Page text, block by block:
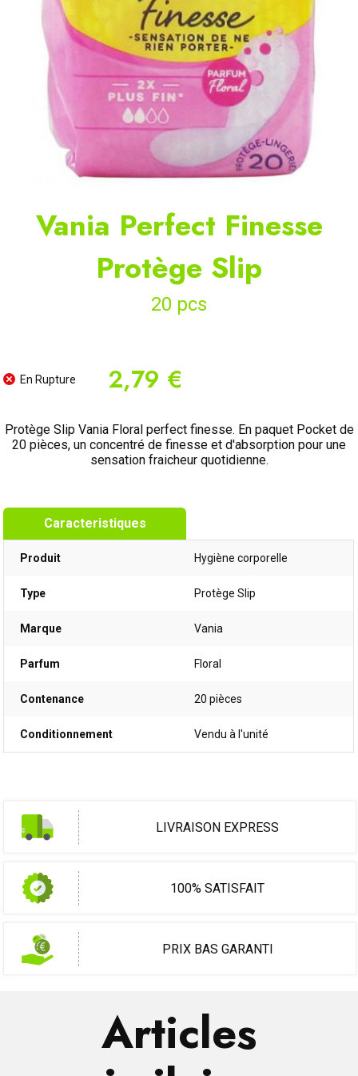
Vania Perfect Finesse
Protège Slip
20 pcs
En Rupture 2,79 €
Protège Slip Vania Floral perfect finesse. En paquet Pocket de
20 pièces, un concentré de finesse et d'absorption pour une
sensation fraicheur quotidienne.
Caracteristiques
Produit Hygiène corporelle
Type Protège Slip
Marque Vania
Parfum Floral
Contenance 20 pièces
Conditionnement Vendu à l'unité
LIVRAISON EXPRESS
100% SATISFAIT
PRIX BAS GARANTI
Articles